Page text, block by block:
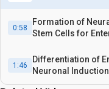
0:58
Formation of
Stem Cells for
1:46
Differentiation of
Neuronal
for Enteric